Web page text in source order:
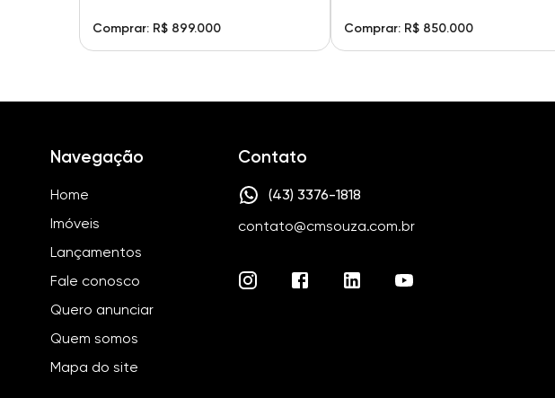
Comprar: R$ 899.000 Comprar: R$ 850.000
Navegação
Home
Imóveis
Lançamentos
Fale conosco
Quero anunciar
Quem somos
Mapa do site
Contato
(43) 3376-1818
contato@cmsouza.com.br